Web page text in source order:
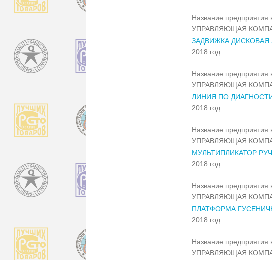
Название предприятия
УПРАВЛЯЮЩАЯ
ЗАДВИЖКА ДИСКОВАЯ
2018 год
Название предприятия
УПРАВЛЯЮЩАЯ
ЛИНИЯ ПО
2018 год
Название предприятия
УПРАВЛЯЮЩАЯ
МУЛЬТИПЛИКАТОР
2018 год
Название предприятия
УПРАВЛЯЮЩАЯ
ПЛАТФОРМА
2018 год
Название предприятия
УПРАВЛЯЮЩАЯ